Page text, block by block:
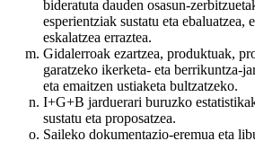
bideratuta dauden osasun-
esperientziak sustatu eta ebaluatzea,
eskalatzea erraztea.
Gidalerroak ezartzea, produktuak,
garatzeko ikerketa- eta berrikuntza-
eta emaitzen ustiaketa bultzatzeko.
I+G+B jarduerari buruzko
sustatu eta proposatzea.
Saileko dokumentazio-eremua eta